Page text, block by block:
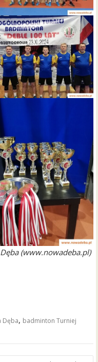
(www.nowadeba.pl)
Dęba, badminton Turniej